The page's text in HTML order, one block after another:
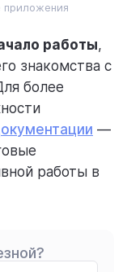
работы,
знакомства с
более
—
работы в